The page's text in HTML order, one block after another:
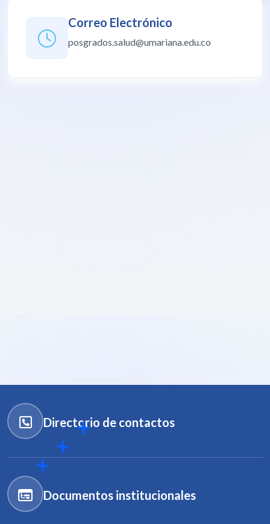
Correo Electrónico
posgrados.salud@umariana.edu.co
Directorio de contactos
Documentos institucionales